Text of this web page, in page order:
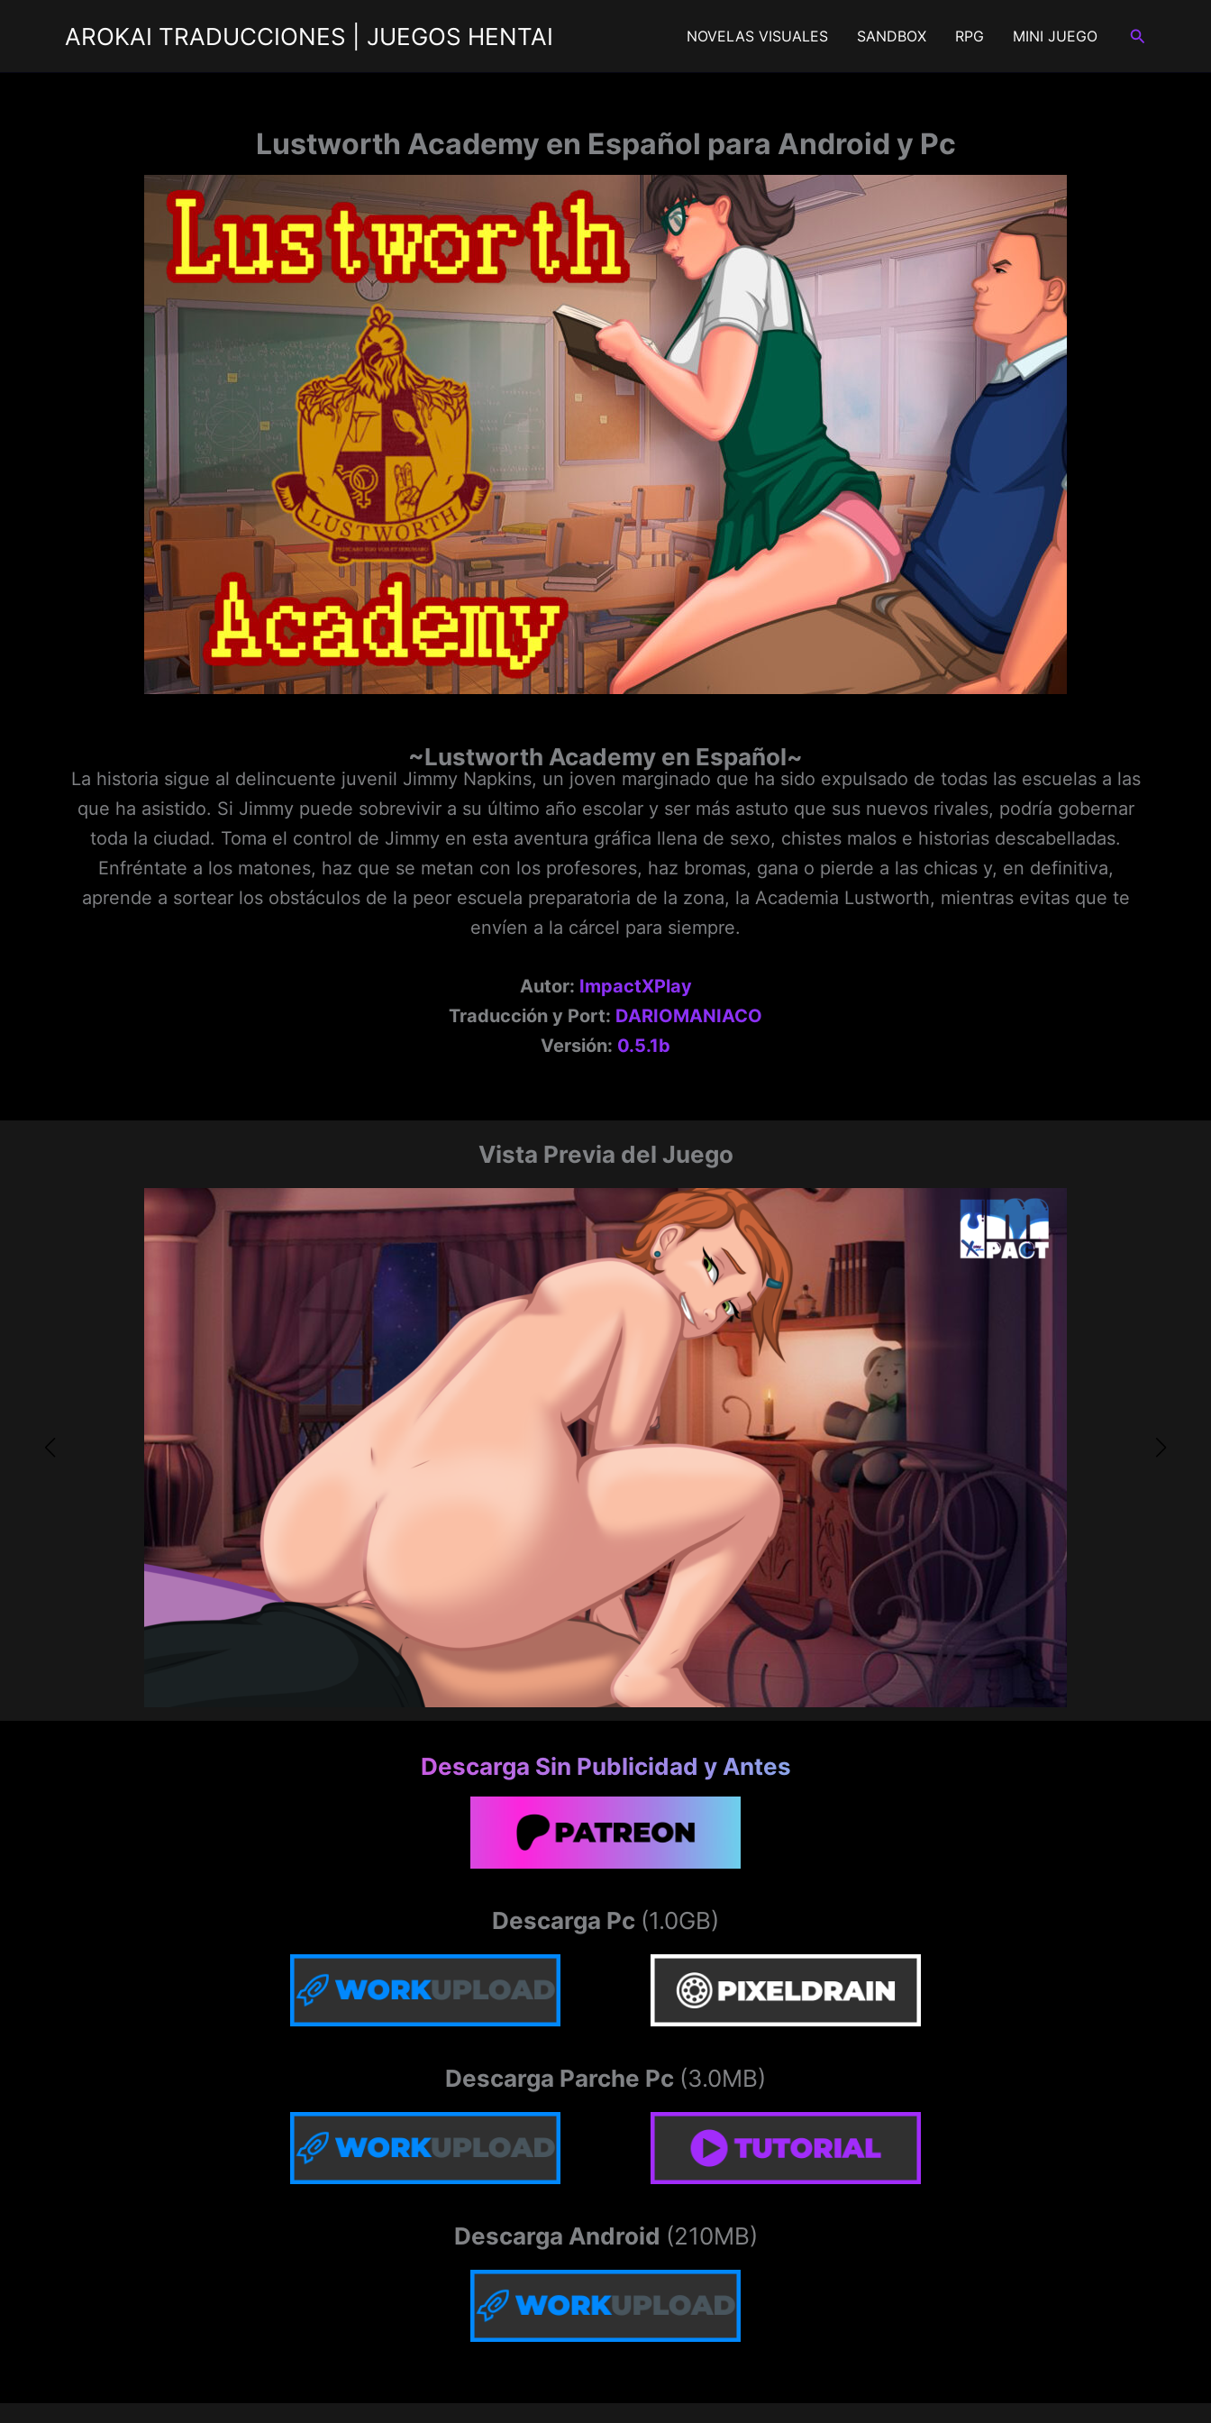
AROKAI TRADUCCIONES | JUEGOS HENTAI NOVELAS VISUALES SANDBOX RPG MINI JUEGO Buscar
Lustworth Academy en Español para Android y Pc
~Lustworth Academy en Español~
La historia sigue al delincuente juvenil Jimmy Napkins, un joven marginado que ha sido expulsado de todas las escuelas a las
que ha asistido. Si Jimmy puede sobrevivir a su último año escolar y ser más astuto que sus nuevos rivales, podría gobernar
toda la ciudad. Toma el control de Jimmy en esta aventura gráfica llena de sexo, chistes malos e historias descabelladas.
Enfréntate a los matones, haz que se metan con los profesores, haz bromas, gana o pierde a las chicas y, en definitiva,
aprende a sortear los obstáculos de la peor escuela preparatoria de la zona, la Academia Lustworth, mientras evitas que te
envíen a la cárcel para siempre.
Autor: ImpactXPlay
Traducción y Port: DARIOMANIACO
Versión: 0.5.1b
Vista Previa del Juego
Descarga Sin Publicidad y Antes
Descarga Pc (1.0GB)
Descarga Parche Pc (3.0MB)
Descarga Android (210MB)